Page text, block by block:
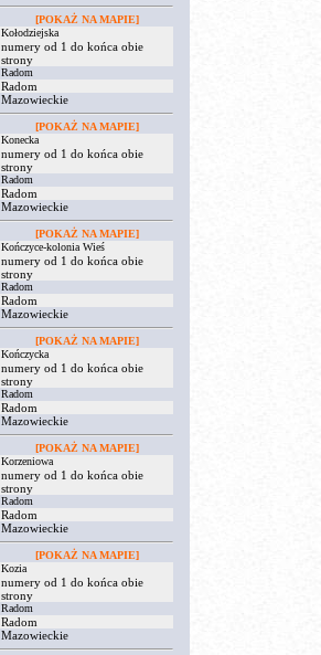
[POKAŻ NA MAPIE]
Kołodziejska
numery od 1 do końca obie
strony
Radom
Radom
Mazowieckie
[POKAŻ NA MAPIE]
Konecka
numery od 1 do końca obie
strony
Radom
Radom
Mazowieckie
[POKAŻ NA MAPIE]
Kończyce-kolonia Wieś
numery od 1 do końca obie
strony
Radom
Radom
Mazowieckie
[POKAŻ NA MAPIE]
Kończycka
numery od 1 do końca obie
strony
Radom
Radom
Mazowieckie
[POKAŻ NA MAPIE]
Korzeniowa
numery od 1 do końca obie
strony
Radom
Radom
Mazowieckie
[POKAŻ NA MAPIE]
Kozia
numery od 1 do końca obie
strony
Radom
Radom
Mazowieckie